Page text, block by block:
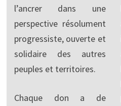
l’ancrer dans une
perspective résolument
progressiste, ouverte et
solidaire des autres
peuples et territoires.
Chaque don a de